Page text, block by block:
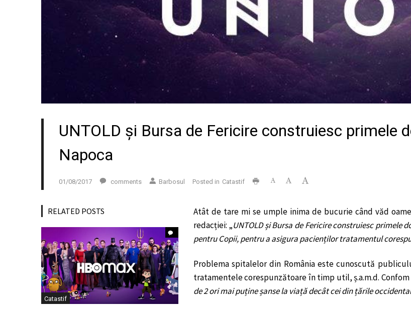
UNTOLD și Bursa de Fericire construiesc primele
Napoca
01/08/2017 comments Barbosul Posted in Catastif
Atât de tare mi se umple inima de bucurie când văd
redacției: „UNTOLD și Bursa de Fericire construiesc primele
pentru Copii, pentru a asigura pacienților tratamentul
Problema spitalelor din România este cunoscută
tratamentele corespunzătoare în timp util, ș.a.m.d.
de 2 ori mai puține șanse la viață decât cei din țările
RELATED POSTS
Catastif